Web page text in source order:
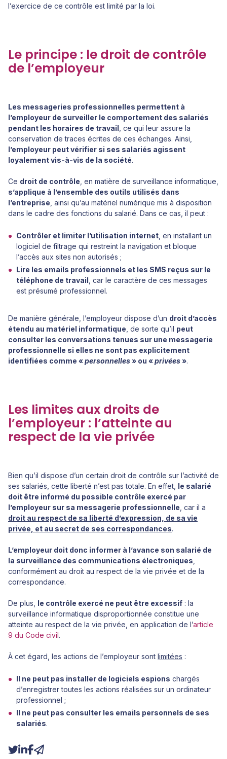
l’exercice de ce contrôle est limité par la loi.
Le principe : le droit de contrôle
de l’employeur
Les messageries professionnelles permettent à
l’employeur de surveiller le comportement des salariés
pendant les horaires de travail , ce qui leur assure la
conservation de traces écrites de ces échanges. Ainsi,
l’employeur peut vérifier si ses salariés agissent
loyalement vis-à-vis de la société.
Ce droit de contrôle , en matière de surveillance informatique,
s’applique à l’ensemble des outils utilisés dans
l’entreprise , ainsi qu’au matériel numérique mis à disposition
dans le cadre des fonctions du salarié. Dans ce cas, il peut :
Contrôler et limiter l’utilisation internet , en installant un
logiciel de filtrage qui restreint la navigation et bloque
l’accès aux sites non autorisés ;
Lire les emails professionnels et les SMS reçus sur le
téléphone de travail , car le caractère de ces messages
est présumé professionnel.
De manière générale, l’employeur dispose d’un droit d’accès
étendu au matériel informatique , de sorte qu’il peut
consulter les conversations tenues sur une messagerie
professionnelle si elles ne sont pas explicitement
identifiées comme «personnelles» ou «privées».
Les limites aux droits de
l’employeur : l’atteinte au
respect de la vie privée
Bien qu’il dispose d’un certain droit de contrôle sur l’activité de
ses salariés, cette liberté n’est pas totale. En effet, le salarié
doit être informé du possible contrôle exercé par
l’employeur sur sa messagerie professionnelle , car il a
droit au respect de sa liberté d’expression, de sa vie
privée, et au secret de ses correspondances.
L’employeur doit donc informer à l’avance son salarié de
la surveillance des communications électroniques
conformément au droit au respect de la vie privée et de la
correspondance.
De plus, le contrôle exercé ne peut être excessif : la
surveillance informatique disproportionnée constitue une
atteinte au respect de la vie privée, en application de l’article
9 du Code civil.
À cet égard, les actions de l’employeur sont limitées :
Il ne peut pas installer de logiciels espions chargés
d’enregistrer toutes les actions réalisées sur un ordinateur
professionnel ;
Il ne peut pas consulter les emails personnels de ses
salariés.